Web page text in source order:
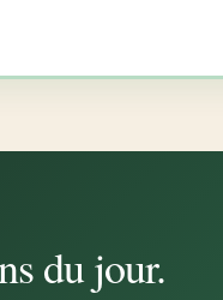
du jour.